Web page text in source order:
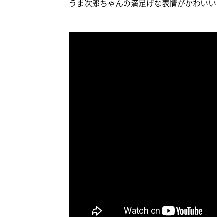
うま次郎ちゃんの満足げな表情がかわい